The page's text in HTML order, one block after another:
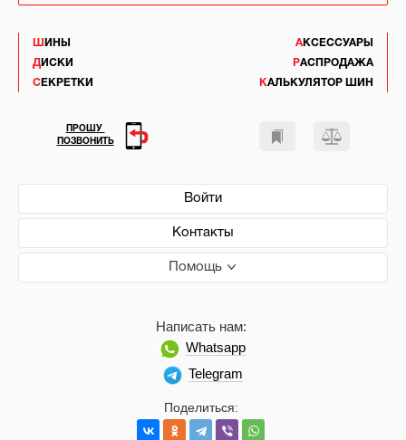
ШИНЫ
ДИСКИ
СЕКРЕТКИ
АКСЕССУАРЫ
РАСПРОДАЖА
КАЛЬКУЛЯТОР ШИН
Войти
Контакты
Помощь
Поделиться:
Написать нам:
Whatsapp
Telegram
ПРОШУ
ПОЗВОНИТЬ